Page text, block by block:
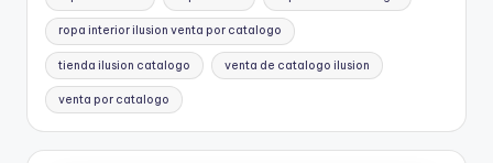
ropa interior ilusion venta por catalogo
tienda ilusion catalogo venta de catalogo ilusion
venta por catalogo